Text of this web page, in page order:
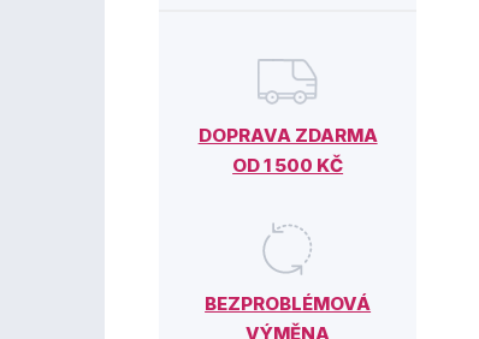
DOPRAVA ZDARMA
OD 1 500 KČ
BEZPROBLÉMOVÁ
VÝMĚNA